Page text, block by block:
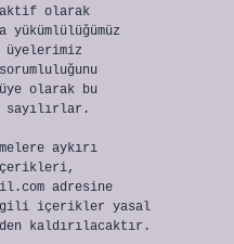
olarak
yükümlülüğümüz
üyelerimiz
olarak bu
sayılırlar.
aykırı
içerikleri,
adresine
içerikler yasal
kaldırılacaktır.